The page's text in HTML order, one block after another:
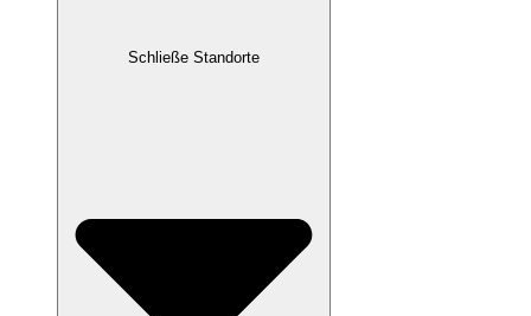
Schließe Standorte